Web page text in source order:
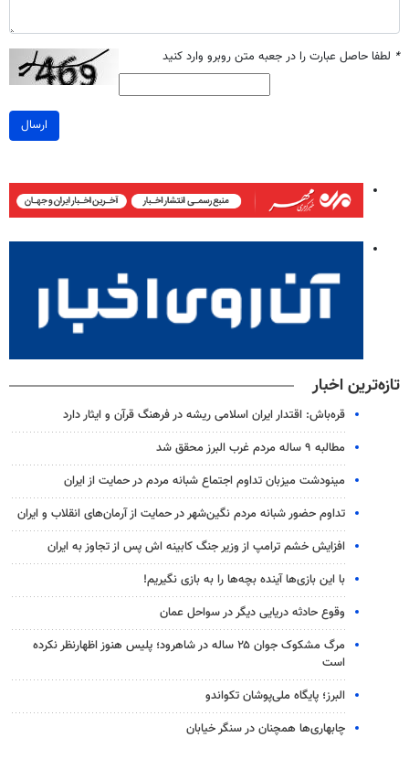
* لطفا حاصل عبارت را در جعبه متن روبرو وارد کنید
ارسال
تازه‌ترین اخبار
قره‌باش: اقتدار ایران اسلامی ریشه در فرهنگ قرآن و ایثار دارد
مطالبه ۹ ساله مردم غرب البرز محقق شد
مینودشت میزبان تداوم اجتماع شبانه مردم در حمایت از ایران
تداوم حضور شبانه مردم نگین‌شهر در حمایت از آرمان‌های انقلاب و ایران
افزایش خشم ترامپ از وزیر جنگ کابینه اش پس از تجاوز به ایران
با این بازی‌ها آینده بچه‌ها را به بازی نگیریم!
وقوع حادثه دریایی دیگر در سواحل عمان
مرگ مشکوک جوان ۲۵ ساله در شاهرود؛ پلیس هنوز اظهارنظر نکرده
است
البرز؛ پایگاه ملی‌پوشان تکواندو
چابهاری‌ها همچنان در سنگر خیابان